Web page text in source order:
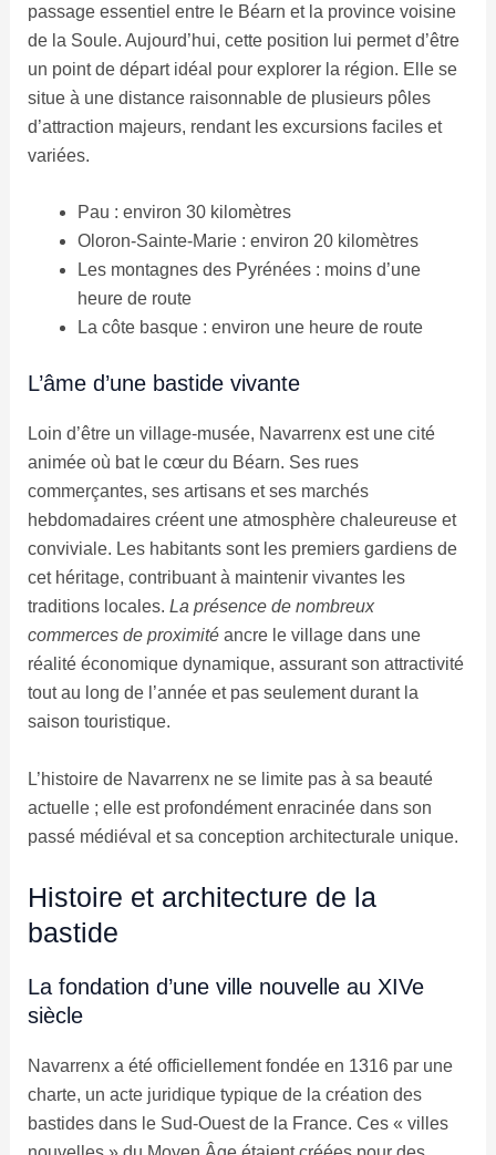
passage essentiel entre le Béarn et la province voisine
de la Soule. Aujourd’hui, cette position lui permet d’être
un point de départ idéal pour explorer la région. Elle se
situe à une distance raisonnable de plusieurs pôles
d’attraction majeurs, rendant les excursions faciles et
variées.
Pau : environ 30 kilomètres
Oloron-Sainte-Marie : environ 20 kilomètres
Les montagnes des Pyrénées : moins d’une
heure de route
La côte basque : environ une heure de route
L’âme d’une bastide vivante
Loin d’être un village-musée, Navarrenx est une cité
animée où bat le cœur du Béarn. Ses rues
commerçantes, ses artisans et ses marchés
hebdomadaires créent une atmosphère chaleureuse et
conviviale. Les habitants sont les premiers gardiens de
cet héritage, contribuant à maintenir vivantes les
traditions locales. La présence de nombreux
commerces de proximitéancre le village dans une
réalité économique dynamique, assurant son attractivité
tout au long de l’année et pas seulement durant la
saison touristique.
L’histoire de Navarrenx ne se limite pas à sa beauté
actuelle ; elle est profondément enracinée dans son
passé médiéval et sa conception architecturale unique.
Histoire et architecture de la
bastide
La fondation d’une ville nouvelle au XIVe
siècle
Navarrenx a été officiellement fondée en 1316 par une
charte, un acte juridique typique de la création des
bastides dans le Sud-Ouest de la France. Ces « villes